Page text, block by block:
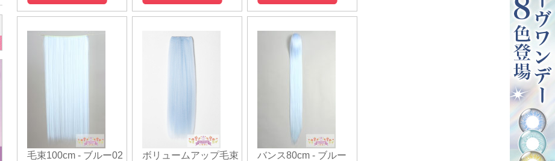
毛束100cm - ブルー02
ボリュームアップ毛束
バンス80cm - ブルー